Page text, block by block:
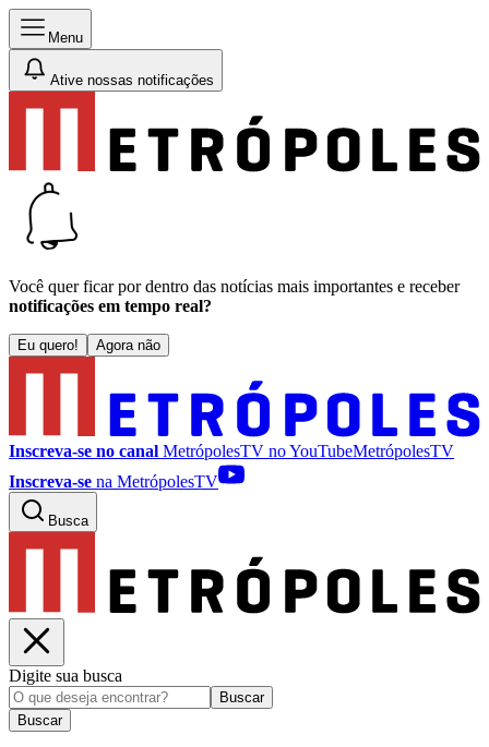
Menu
Ative nossas notificações
Você quer ficar por dentro das notícias mais importantes e receber
notificações em tempo real?
Eu quero! Agora não
Inscreva-se no canal MetrópolesTV noYouTubeMetrópolesTV
Inscreva-se na MetrópolesTV
Busca
Digite sua busca
Buscar
Buscar